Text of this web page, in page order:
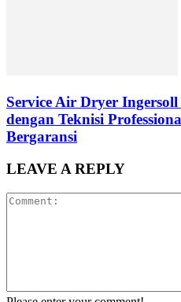
Service Air Dryer
dengan Teknisi
Bergaransi
LEAVE A REPLY